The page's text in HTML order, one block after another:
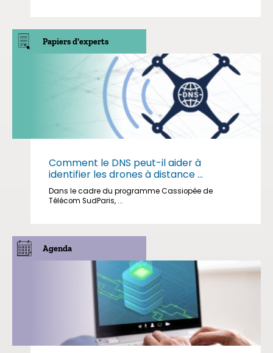
Papiers d'experts
Comment le DNS peut-il aider à
identifier les drones à distance ...
Dans le cadre du programme Cassiopée de
Télécom SudParis, ...
Agenda